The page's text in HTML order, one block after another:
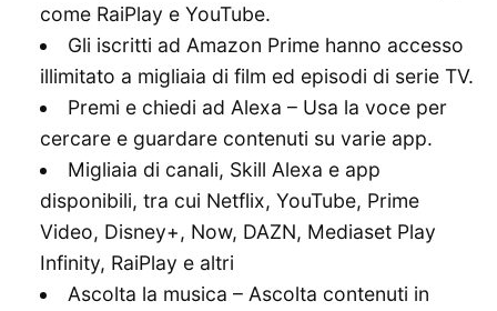
come RaiPlay e YouTube.
Gli iscritti ad Amazon Prime hanno accesso
illimitato a migliaia di film ed episodi di serie TV.
Premi e chiedi ad Alexa – Usa la voce per
cercare e guardare contenuti su varie app.
Migliaia di canali, Skill Alexa e app
disponibili, tra cui Netflix, YouTube, Prime
Video, Disney+, Now, DAZN, Mediaset Play
Infinity, RaiPlay e altri
Ascolta la musica – Ascolta contenuti in